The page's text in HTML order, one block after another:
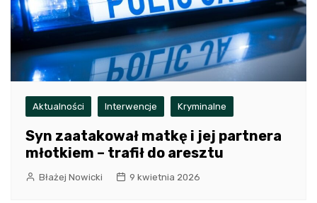
Aktualności Interwencje Kryminalne
Syn zaatakował matkę i jej partnera
młotkiem – trafił do aresztu
Błażej Nowicki 9 kwietnia 2026